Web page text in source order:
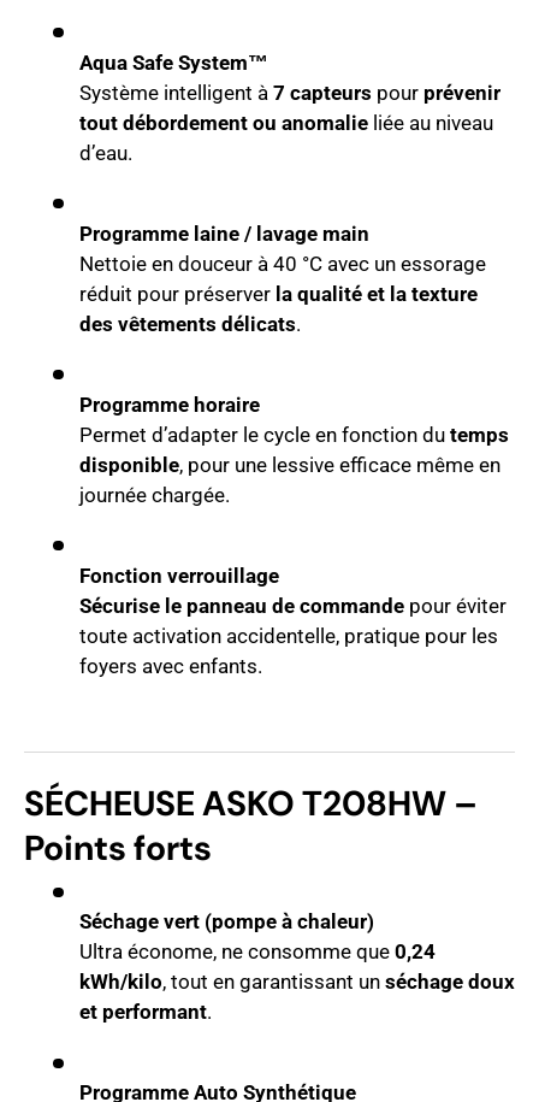
Aqua Safe System™
Système intelligent à 7 capteurs pour prévenir
tout débordement ou anomalieliée au niveau
d’eau.
Programme laine / lavage main
Nettoie en douceur à 40 °C avec un essorage
réduit pour préserver la qualité et la texture
des vêtements délicats.
Programme horaire
Permet d’adapter le cycle en fonction du temps
disponible, pour une lessive efficace même en
journée chargée.
Fonction verrouillage
Sécurise le panneau de commandepour éviter
toute activation accidentelle, pratique pour les
foyers avec enfants.
SÉCHEUSE ASKO T208HW –
Points forts
Séchage vert (pompe à chaleur)
Ultra économe, ne consomme que 0,24
kWh/kilo, tout en garantissant un séchage doux
et performant.
Programme Auto Synthétique